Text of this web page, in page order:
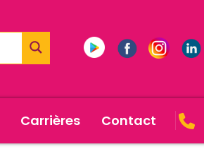
Carrières Contact